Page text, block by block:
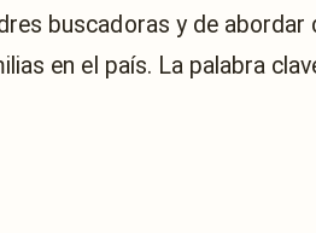
buscadoras y de
en el país. La palabra